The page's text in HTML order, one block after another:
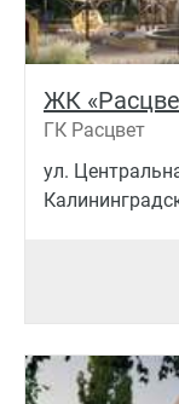
ЖК
ГК Расцвет
ул.